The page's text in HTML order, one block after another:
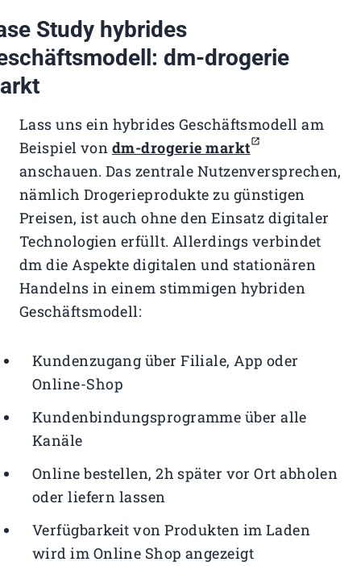
Study hybrides
dm-drogerie
Lass uns ein hybrides Geschäftsmodell am
Beispiel von dm-drogerie markt
anschauen. Das zentrale Nutzenversprechen,
nämlich Drogerieprodukte zu günstigen
Preisen, ist auch ohne den Einsatz digitaler
Technologien erfüllt. Allerdings verbindet
dm die Aspekte digitalen und stationären
Handelns in einem stimmigen hybriden
Geschäftsmodell:
Kundenzugang über Filiale, App oder
Online-Shop
Kundenbindungsprogramme über alle
Kanäle
Online bestellen, 2h später vor Ort abholen
oder liefern lassen
Verfügbarkeit von Produkten im Laden
wird im Online Shop angezeigt